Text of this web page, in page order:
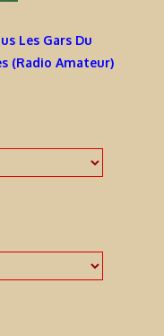
Les Gars Du
(Radio Amateur)